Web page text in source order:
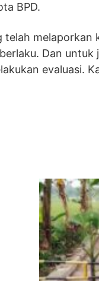
BPD.
melaporkan
Dan untuk
evaluasi.